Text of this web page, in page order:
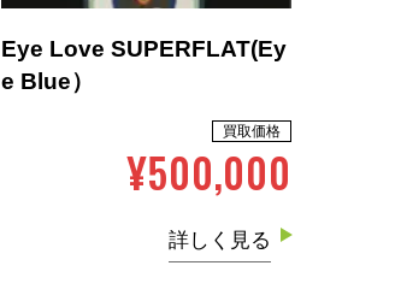
Eye Love SUPERFLAT(Ey
e Blue）
買取価格
¥500,000
詳しく見る